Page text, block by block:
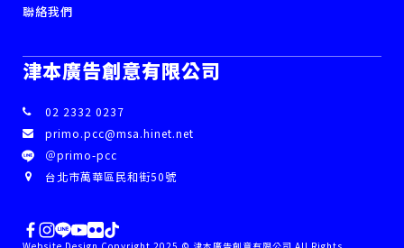
津本廣告創意有限公司
02 2332 0237
primo.pcc@msa.hinet.net
＠primo-pcc
台北市萬華區民和街50號
聯絡我們